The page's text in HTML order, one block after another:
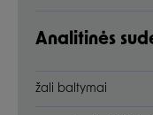
Analitinės
žali baltymai